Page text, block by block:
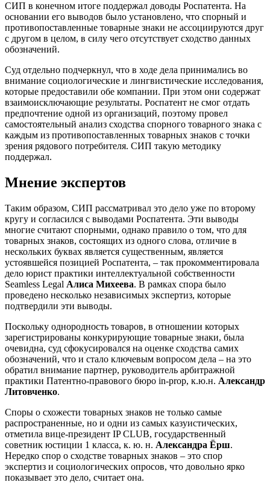
СИП в конечном итоге поддержал доводы Роспатента. На
основании его выводов было установлено, что спорный и
противопоставленные товарные знаки не ассоциируются друг
с другом в целом, в силу чего отсутствует сходство данных
обозначений.
Суд отдельно подчеркнул, что в ходе дела принимались во
внимание социологические и лингвистические исследования,
которые предоставили обе компании. При этом они содержат
взаимоисключающие результаты. Роспатент не смог отдать
предпочтение одной из организаций, поэтому провел
самостоятельный анализ сходства спорного товарного знака с
каждым из противопоставленных товарных знаков с точки
зрения рядового потребителя. СИП такую методику
поддержал.
Мнение экспертов
Таким образом, СИП рассматривал это дело уже по второму
кругу и согласился с выводами Роспатента. Эти выводы
многие считают спорными, однако правило о том, что для
товарных знаков, состоящих из одного слова, отличие в
нескольких буквах является существенным, является
устоявшейся позицией Роспатента, – так прокомментировала
дело юрист практики интеллектуальной собственности
Seamless Legal Алиса Михеева. В рамках спора было
проведено несколько независимых экспертиз, которые
подтвердили эти выводы.
Поскольку однородность товаров, в отношении которых
зарегистрированы конкурирующие товарные знаки, была
очевидна, суд сфокусировался на оценке сходства самих
обозначений, что и стало ключевым вопросом дела – на это
обратил внимание партнер, руководитель арбитражной
практики Патентно-правового бюро in-prop, к.ю.н. Александр
Литовченко.
Споры о схожести товарных знаков не только самые
распространенные, но и одни из самых казуистических,
отметила вице-президент IP CLUB, государственный
советник юстиции 1 класса, к. ю. н. Александра Ёрш.
Нередко спор о сходстве товарных знаков – это спор
экспертиз и социологических опросов, что довольно ярко
показывает это дело, считает она.